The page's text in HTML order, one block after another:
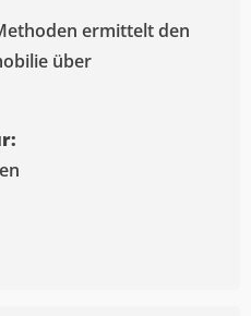
ermittelt den
über